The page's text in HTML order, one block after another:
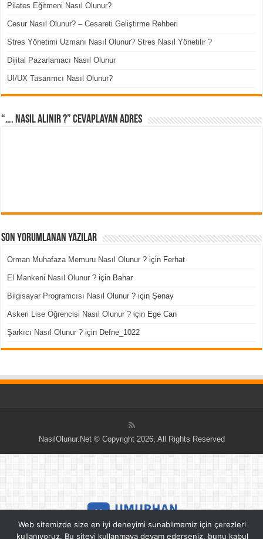
Pilates Eğitmeni Nasıl Olunur?
Cesur Nasıl Olunur? – Cesareti Geliştirme Rehberi
Stres Yönetimi Uzmanı Nasıl Olunur? Stres Nasıl Yönetilir ?
Dijital Pazarlamacı Nasıl Olunur
UI/UX Tasarımcı Nasıl Olunur?
“…. Nasıl Alınır ?” cevaplayan adres
Son Yorumlanan Yazılar
Orman Muhafaza Memuru Nasıl Olunur ? için Ferhat
El Mankeni Nasıl Olunur ? için Bahar
Bilgisayar Programcısı Nasıl Olunur ? içinŞenay
Askeri Lise Öğrencisi Nasıl Olunur ? için Ege Can
Şarkıcı Nasıl Olunur ? için Defne_1022
NasilOlunur.Net © Copyright 2026, All Rights Reserved
Web sitemizde size en iyi deneyimi sunabilmemiz için çerezleri
kullanıyoruz. Bu siteyi kullanmaya devam ederseniz, bunu kabul